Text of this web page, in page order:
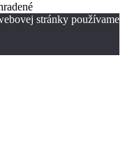
stránky používame